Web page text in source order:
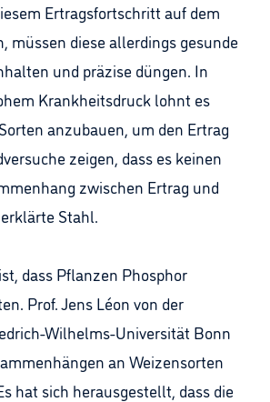
Ertragsfortschritt auf dem
müssen diese allerdings gesunde
und präzise düngen. In
Krankheitsdruck lohnt es
anzubauen, um den Ertrag
zeigen, dass es keinen
zwischen Ertrag und
Stahl.
dass Pflanzen Phosphor
Prof. Jens Léon von der
Wilhelms-Universität Bonn
an Weizensorten
hat sich herausgestellt, dass die